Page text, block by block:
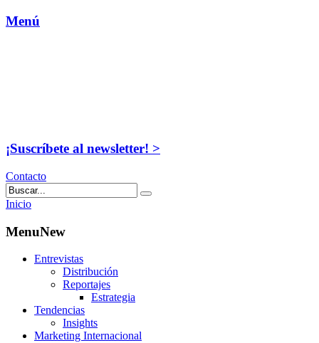
Menú
¡Suscríbete al newsletter! >
Contacto
Inicio
MenuNew
Entrevistas
Distribución
Reportajes
Estrategia
Tendencias
Insights
Marketing Internacional